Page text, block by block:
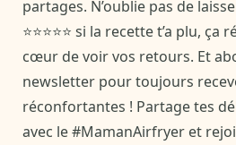
partages. N’oublie pas de
⭐⭐⭐⭐⭐ si la recette t’a plu,
cœur de voir vos retours. Et
newsletter pour toujours
réconfortantes ! Partage tes
avec le #MamanAirfryer et